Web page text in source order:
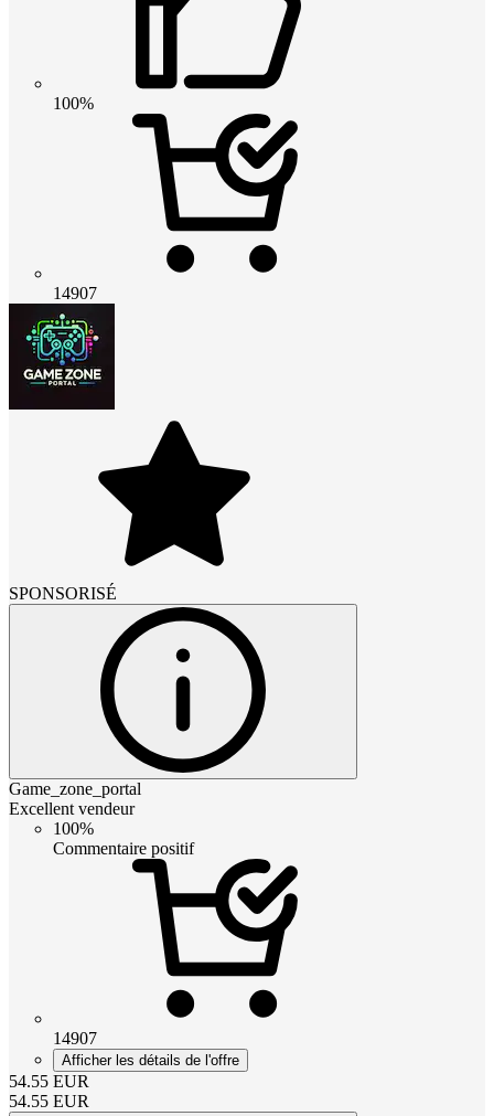
100%
14907
SPONSORISÉ
Game_zone_portal
Excellent vendeur
100%
Commentaire positif
14907
Afficher les détails de l'offre
54.55 EUR
54.55 EUR